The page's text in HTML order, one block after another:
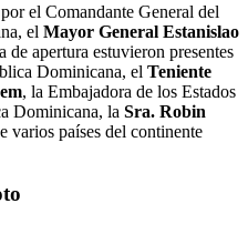
el Comandante General del
el Mayor General Estanislao
de apertura estuvieron presentes
Dominicana, el Teniente
, la Embajadora de los Estados
Dominicana, la Sra. Robin
varios países del continente